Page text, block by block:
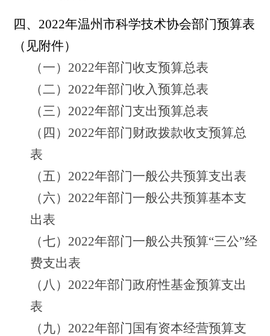
四、 2022年温州市科学技术协会部门预算表
（见附件）
（一）2022年部门收支预算总表
（二）2022年部门收入预算总表
（三）2022年部门支出预算总表
（四）2022年部门财政拨款收支预算总
表
（五）2022年部门一般公共预算支出表
（六）2022年部门一般公共预算基本支
出表
（七）2022年部门一般公共预算“三公”经
费支出表
（八）2022年部门政府性基金预算支出
表
（九）2022年部门国有资本经营预算支